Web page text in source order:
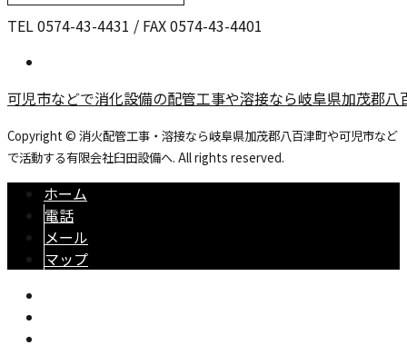
TEL 0574-43-4431 / FAX 0574-43-4401
可児市などで消化設備の配管工事や溶接なら岐阜県加茂郡
Copyright © 消火配管工事・溶接なら岐阜県加茂郡八百津町や可児市など
で活動する有限会社臼田設備へ. All rights reserved.
ホーム
電話
メール
マップ